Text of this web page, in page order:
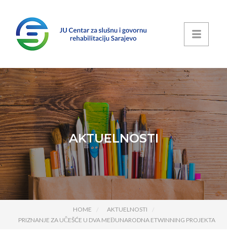
AKTUELNOSTI
HOME
AKTUELNOSTI
PRIZNANJE ZA UČEŠĆE U DVA MEĐUNARODNA ETWINNING PROJEKTA